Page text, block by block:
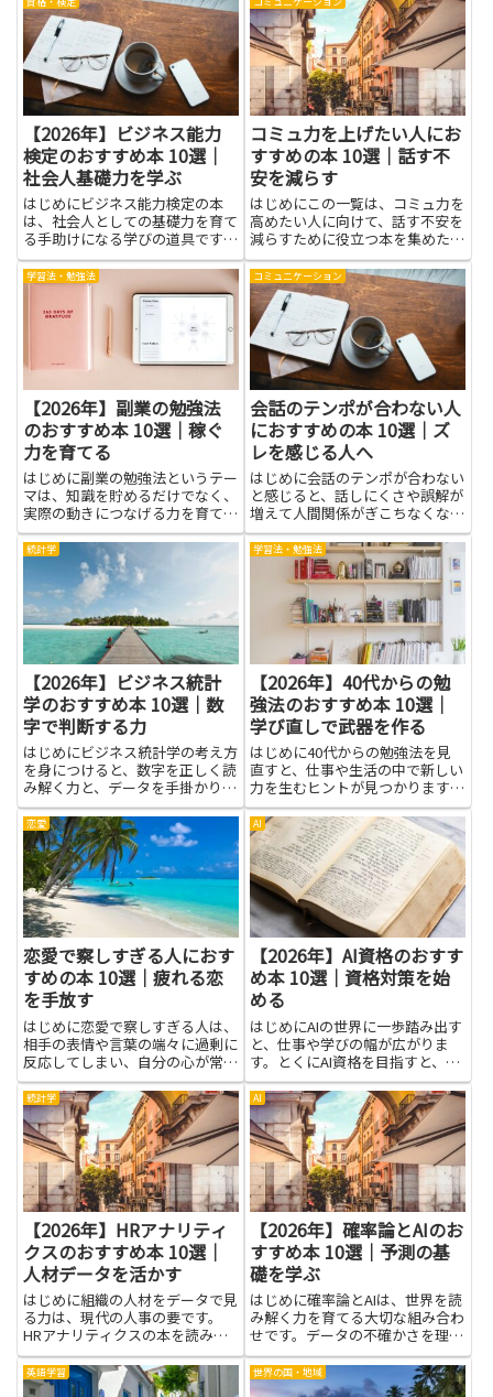
る方法、伝え方の型、心の落ち着
け方、少しずつ実践するための習
慣づくりなど、実践的なスキル
と...
減り、伝え方もやさしくなりま
す。自分を知ることは相手を思い
やる第一歩です。過去の傷やモヤ
モ...
【2026年】ビジネス能力
検定のおすすめ本 10選｜
社会人基礎力を学ぶ
はじめにビジネス能力検定の本
は、社会人としての基礎力を育て
る手助けになる学びの道具です。
ページをめくるたびに、仕事の現
場で役立つ考え方や手順を手に入
れることができ、日々の業務の見
通しが立てやすくなります。具体
的には、情報を整理して伝えるコ
コミュ力を上げたい人にお
すすめの本 10選｜話す不
安を減らす
はじめにこの一覧は、コミュ力を
高めたい人に向けて、話す不安を
減らすために役立つ本を集めたも
のです。読書を通して得られるの
は単なる知識だけではなく、具体
的な実践方法や考え方の変え方で
す。相手に伝わりやすい言い回し
や聴き方、緊張を和らげる心の
整...
学習法・勉強法
【2026年】副業の勉強法
のおすすめ本 10選｜稼ぐ
力を育てる
はじめに副業の勉強法というテー
マは、知識を貯めるだけでなく、
実際の動きにつなげる力を育てま
す。忙しい日々の中でも、学ぶ順
序を決め、短い時間で効果を感じ
られる方法を身につけると、挫折
しにくくなります。この記事が伝
えるのは、学ぶ目的をはっきり
さ...
コミュニケーション
会話のテンポが合わない人
におすすめの本 10選｜ズ
レを感じる人へ
はじめに会話のテンポが合わない
と感じると、話しにくさや誤解が
増えて人間関係がぎこちなくなり
がちです。本記事で紹介する本
は、相手のリズムを読み取る力や
自分の話し方を調整する方法、沈
黙や間の取り方のコツを学べるも
のを中心に選びました。これらを
統計学
【2026年】ビジネス統計
学のおすすめ本 10選｜数
字で判断する力
はじめにビジネス統計学の考え方
を身につけると、数字を正しく読
み解く力と、データを手掛かりに
した意思決定の質が高まります。
市場や顧客の動きを、感覚だけで
追うのではなく、事実に基づく判
断へ近づくことができます。紹介
した10選は実務で使える視点を...
学習法・勉強法
【2026年】40代からの勉
強法のおすすめ本 10選｜
学び直しで武器を作る
はじめに40代からの勉強法を見
直すと、仕事や生活の中で新しい
力を生むヒントが見つかります。
小さな習慣から始めれば無理なく
続けられ、時間の使い方が上手く
なるでしょう。過去の経験を糧
に、未知の分野にも挑戦しやすく
なり、自信がつきます。学ぶこと
で...
恋愛
恋愛で察しすぎる人におす
すめの本 10選｜疲れる恋
を手放す
はじめに恋愛で察しすぎる人は、
相手の表情や言葉の端々に過剰に
反応してしまい、自分の心が常に
揺れやすくなります。そんなとき
に本を手に取ると、なぜそう感じ
るのかを理解するヒントや、感情
の扱い方、相手との距離の取り方
が学べます。本は具体的な事例
や...
AI
【2026年】AI資格のおすす
め本 10選｜資格対策を始
める
はじめにAIの世界に一歩踏み出す
と、仕事や学びの幅が広がりま
す。とくにAI資格を目指すと、基
礎から実践までを丁寧に整理して
くれる本が役立ちます。難しい用
語の説明が丁寧なものを選べば、
初めて触れる人でも道筋が見えや
すく、挫折しにくくなります。...
統計学
【2026年】HRアナリティ
クスのおすすめ本 10選｜
人材データを活かす
はじめに組織の人材をデータで見
る力は、現代の人事の要です。
HRアナリティクスの本を読み解
くと、データの読み方と課題解決
のヒントを同時に得られます。実
務に役立つ考え方や事例に触れる
AI
【2026年】確率論とAIのお
すすめ本 10選｜予測の基
礎を学ぶ
はじめに確率論とAIは、世界を読
み解く力を育てる大切な組み合わ
せです。データの不確かさを理解
し、どうしてそう判断できるのか
を知ると、日常の選択や学習にも
自信がつきます。これらの本は、
英語学習 世界の国・地域